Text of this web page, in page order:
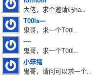
大佬，求个邀请码ha...
T00ls---
鬼哥，求一个T00l...
----
鬼哥，求一个T00l...
小笨猪
鬼哥，请问可以求一个...